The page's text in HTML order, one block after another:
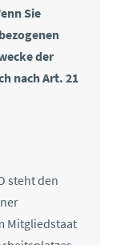
Sie
der
nach Art. 21
steht den
Mitgliedstaat